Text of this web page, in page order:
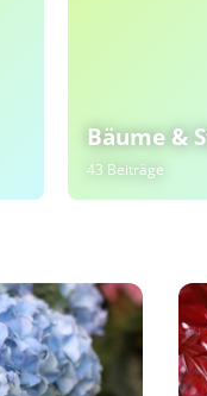
Bäume &
43 Beiträge